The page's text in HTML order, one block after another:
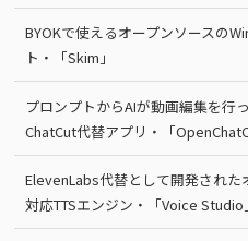
BYOKで使えるオープンソースの
ト・「Skim」
プロンプトからAIが動画編集を行
ChatCut代替アプリ・「
ElevenLabs代替として開発された
対応TTSエンジン・「Voice Studio」